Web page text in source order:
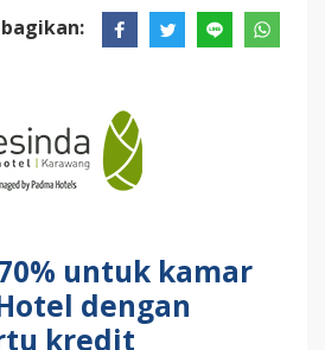
bagikan:
untuk kamar
dengan
kredit